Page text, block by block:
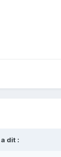
a dit :